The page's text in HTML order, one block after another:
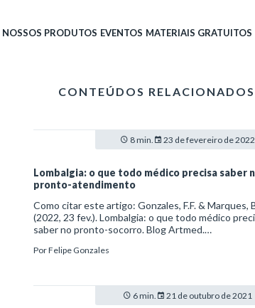
NOSSOS PRODUTOS EVENTOS MATERIAIS GRATUITOS
CONTEÚDOS RELACIONADOS
8 min. 23 de fevereiro de 2022
Lombalgia: o que todo médico precisa saber
pronto-atendimento
Como citar este artigo: Gonzales, F.F. & Marques,
(2022, 23 fev.). Lombalgia: o que todo médico
saber no pronto-socorro. Blog Artmed.
medico-precisa-saber-no-pronto-atendimento
PorFelipe Gonzales
6 min. 21 de outubro de 2021